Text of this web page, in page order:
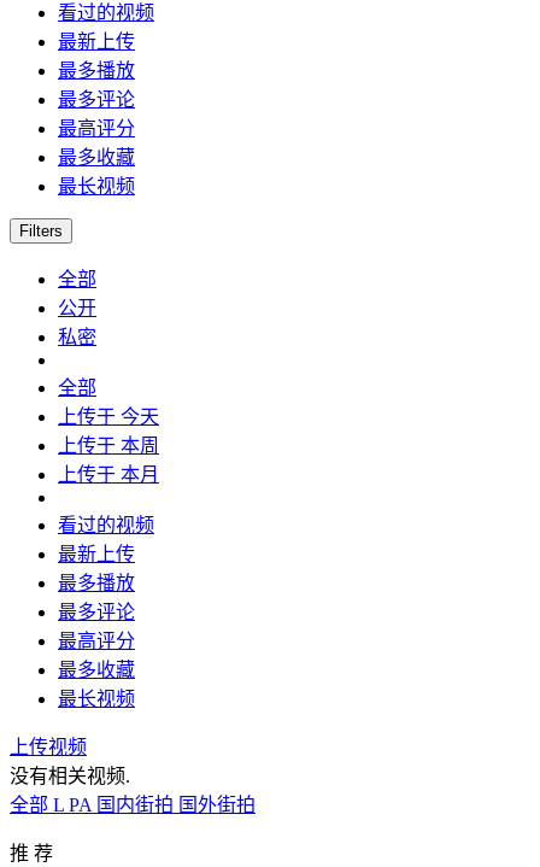
看过的视频
最新上传
最多播放
最多评论
最高评分
最多收藏
最长视频
Filters
全部
公开
私密
全部
上传于 今天
上传于 本周
上传于 本月
看过的视频
最新上传
最多播放
最多评论
最高评分
最多收藏
最长视频
上传视频
没有相关视频.
全部 L PA 国内街拍 国外街拍
推 荐